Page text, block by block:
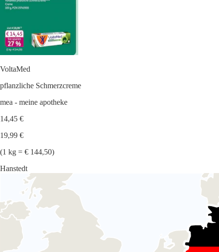
VoltaMed
pflanzliche Schmerzcreme
mea - meine apotheke
14,45 €
19,99 €
(1 kg = € 144,50)
Hanstedt